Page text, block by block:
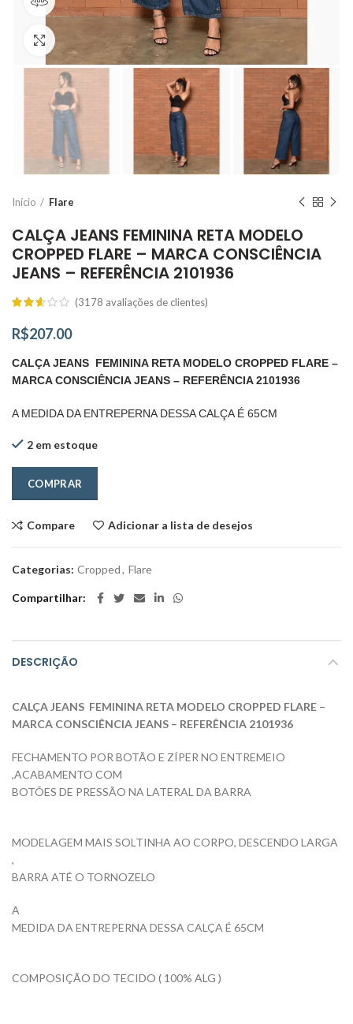
Click to enlarge
Início Flare
CALÇA JEANS FEMININA RETA MODELO
CROPPED FLARE – MARCA CONSCIÊNCIA
JEANS – REFERÊNCIA 2101936
(3178 avaliações de clientes)
R$207.00
CALÇA JEANS FEMININA RETA MODELO CROPPED FLARE –
MARCA CONSCIÊNCIA JEANS – REFERÊNCIA 2101936
A MEDIDA DA ENTREPERNA DESSA CALÇA É 65CM
2 em estoque
COMPRAR
Compare Adicionar a lista de desejos
Categorias: Cropped, Flare
Compartilhar
DESCRIÇÃO
CALÇA JEANS FEMININA RETA MODELO CROPPED FLARE –
MARCA CONSCIÊNCIA JEANS – REFERÊNCIA 2101936
FECHAMENTO POR BOTÃO E ZÍPER NO ENTREMEIO
,ACABAMENTO COM
BOTÕES DE PRESSÃO NA LATERAL DA BARRA
MODELAGEM MAIS SOLTINHA AO CORPO, DESCENDO LARGA
,
BARRA ATÉ O TORNOZELO
A
MEDIDA DA ENTREPERNA DESSA CALÇA É 65CM
COMPOSIÇÃO DO TECIDO ( 100% ALG )